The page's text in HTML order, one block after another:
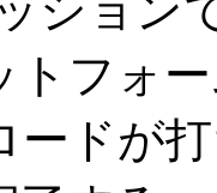
トフォ
ードが